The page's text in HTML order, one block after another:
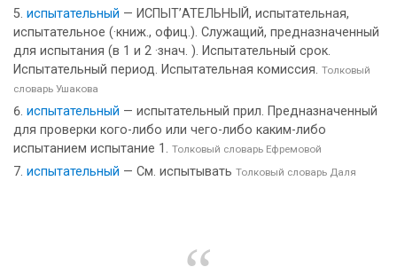
испытательный — ИСПЫТ’АТЕЛЬНЫЙ, испытательная,
испытательное (·книж., офиц.). Служащий, предназначенный
для испытания (в 1 и 2 ·знач. ). Испытательный срок.
Испытательный период. Испытательная комиссия. Толковый
словарь Ушакова
испытательный — испытательный прил. Предназначенный
для проверки кого-либо или чего-либо каким-либо
испытанием испытание 1. Толковый словарь Ефремовой
испытательный — См. испытывать Толковый словарь Даля